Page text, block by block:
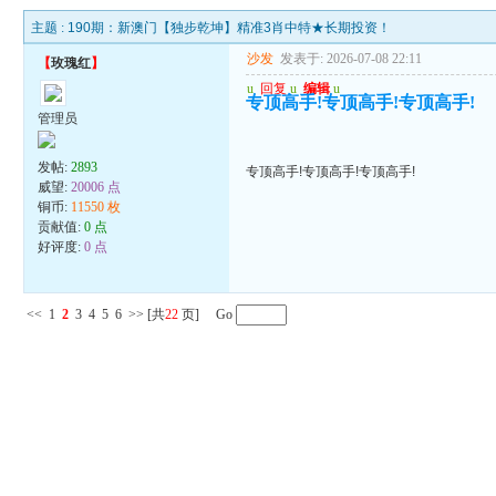
主题 : 190期：新澳门【独步乾坤】精准3肖中特★长期投资！
【玫瑰红】
管理员
发帖:2893
威望:20006 点
铜币: 11550 枚
贡献值:0 点
好评度:0 点
沙发 发表于: 2026-07-08 22:11
u 回复 u 编辑 u
专顶高手!专顶高手!专顶高手!
专顶高手!专顶高手!专顶高手!
<< 1 2 3 4 5 6 >> [共22 页] Go